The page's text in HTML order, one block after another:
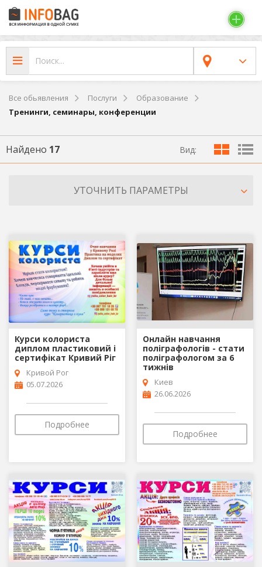
Все обьявления Послуги
Образование
Тренинги, семинары, конференции
Найдено 17 Вид:
УТОЧНИТЬ ПАРАМЕТРЫ
Курси колориста
диплом пластиковий і
сертифікат Кривий Ріг
Кривой Рог
05.07.2026
Подробнее
Онлайн навчання
поліграфологів - стати
поліграфологом за 6
тижнів
Киев
26.06.2026
Подробнее